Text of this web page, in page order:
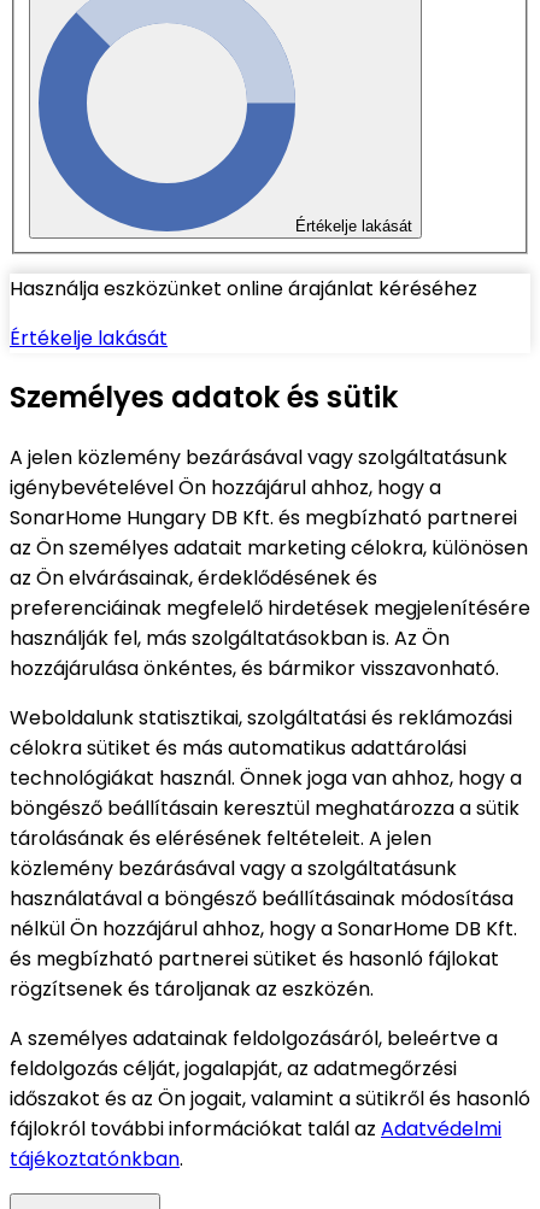
Értékelje lakását
Használja eszközünket online árajánlat kéréséhez
Értékelje lakását
Személyes adatok és sütik
A jelen közlemény bezárásával vagy szolgáltatásunk
igénybevételével Ön hozzájárul ahhoz, hogy a
SonarHome Hungary DB Kft. és megbízható partnerei
az Ön személyes adatait marketing célokra, különösen
az Ön elvárásainak, érdeklődésének és
preferenciáinak megfelelő hirdetések megjelenítésére
használják fel, más szolgáltatásokban is. Az Ön
hozzájárulása önkéntes, és bármikor visszavonható.
Weboldalunk statisztikai, szolgáltatási és reklámozási
célokra sütiket és más automatikus adattárolási
technológiákat használ. Önnek joga van ahhoz, hogy a
böngésző beállításain keresztül meghatározza a sütik
tárolásának és elérésének feltételeit. A jelen
közlemény bezárásával vagy a szolgáltatásunk
használatával a böngésző beállításainak módosítása
nélkül Ön hozzájárul ahhoz, hogy a SonarHome DB Kft.
és megbízható partnerei sütiket és hasonló fájlokat
rögzítsenek és tároljanak az eszközén.
A személyes adatainak feldolgozásáról, beleértve a
feldolgozás célját, jogalapját, az adatmegőrzési
időszakot és az Ön jogait, valamint a sütikről és hasonló
fájlokról további információkat talál az Adatvédelmi
tájékoztatónkban.